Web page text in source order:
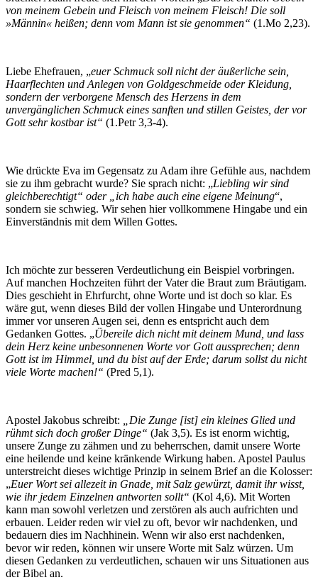
von meinem Gebein und Fleisch von meinem Fleisch! Die soll
»Männin« heißen; denn vom Mann ist sie genommen“ (1.Mo 2,23).
Liebe Ehefrauen, „euer Schmuck soll nicht der äußerliche sein,
Haarflechten und Anlegen von Goldgeschmeide oder Kleidung,
sondern der verborgene Mensch des Herzens in dem
unvergänglichen Schmuck eines sanften und stillen Geistes, der vor
Gott sehr kostbar ist“ (1.Petr 3,3-4).
Wie drückte Eva im Gegensatz zu Adam ihre Gefühle aus, nachdem
sie zu ihm gebracht wurde? Sie sprach nicht: „Liebling wir sind
gleichberechtigt“ oder „ich habe auch eine eigene Meinung“,
sondern sie schwieg. Wir sehen hier vollkommene Hingabe und ein
Einverständnis mit dem Willen Gottes.
Ich möchte zur besseren Verdeutlichung ein Beispiel vorbringen.
Auf manchen Hochzeiten führt der Vater die Braut zum Bräutigam.
Dies geschieht in Ehrfurcht, ohne Worte und ist doch so klar. Es
wäre gut, wenn dieses Bild der vollen Hingabe und Unterordnung
immer vor unseren Augen sei, denn es entspricht auch dem
Gedanken Gottes. „Übereile dich nicht mit deinem Mund, und lass
dein Herz keine unbesonnenen Worte vor Gott aussprechen; denn
Gott ist im Himmel, und du bist auf der Erde; darum sollst du nicht
viele Worte machen!“ (Pred 5,1).
Apostel Jakobus schreibt:
„Die Zunge [ist] ein kleines Glied und
rühmt sich doch großer Dinge“ (Jak 3,5). Es ist enorm wichtig,
unsere Zunge zu zähmen und zu beherrschen, damit unsere Worte
eine heilende und keine kränkende Wirkung haben. Apostel Paulus
unterstreicht dieses wichtige Prinzip in seinem Brief an die Kolosser:
„Euer Wort sei allezeit in Gnade, mit Salz gewürzt, damit ihr wisst,
wie ihr jedem Einzelnen antworten sollt“ (Kol 4,6). Mit Worten
kann man sowohl verletzen und zerstören als auch aufrichten und
erbauen. Leider reden wir viel zu oft, bevor wir nachdenken, und
bedauern dies im Nachhinein. Wenn wir also erst nachdenken,
bevor wir reden, können wir unsere Worte mit Salz würzen. Um
diesen Gedanken zu verdeutlichen, schauen wir uns Situationen aus
der Bibel an.